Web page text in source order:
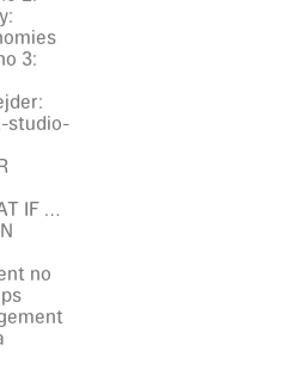
3:
studio-
IF …
no